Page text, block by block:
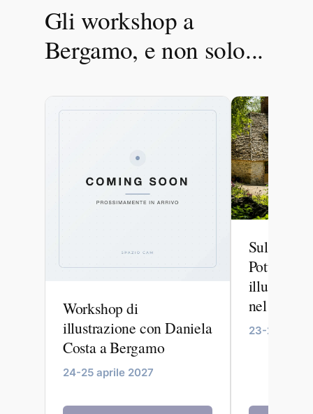
Gli workshop a
Bergamo, e non solo...
Workshop di
illustrazione con Daniela
Costa a Bergamo
24-25 aprile 2027
Sulle
Potter –
nel Lake
23-27